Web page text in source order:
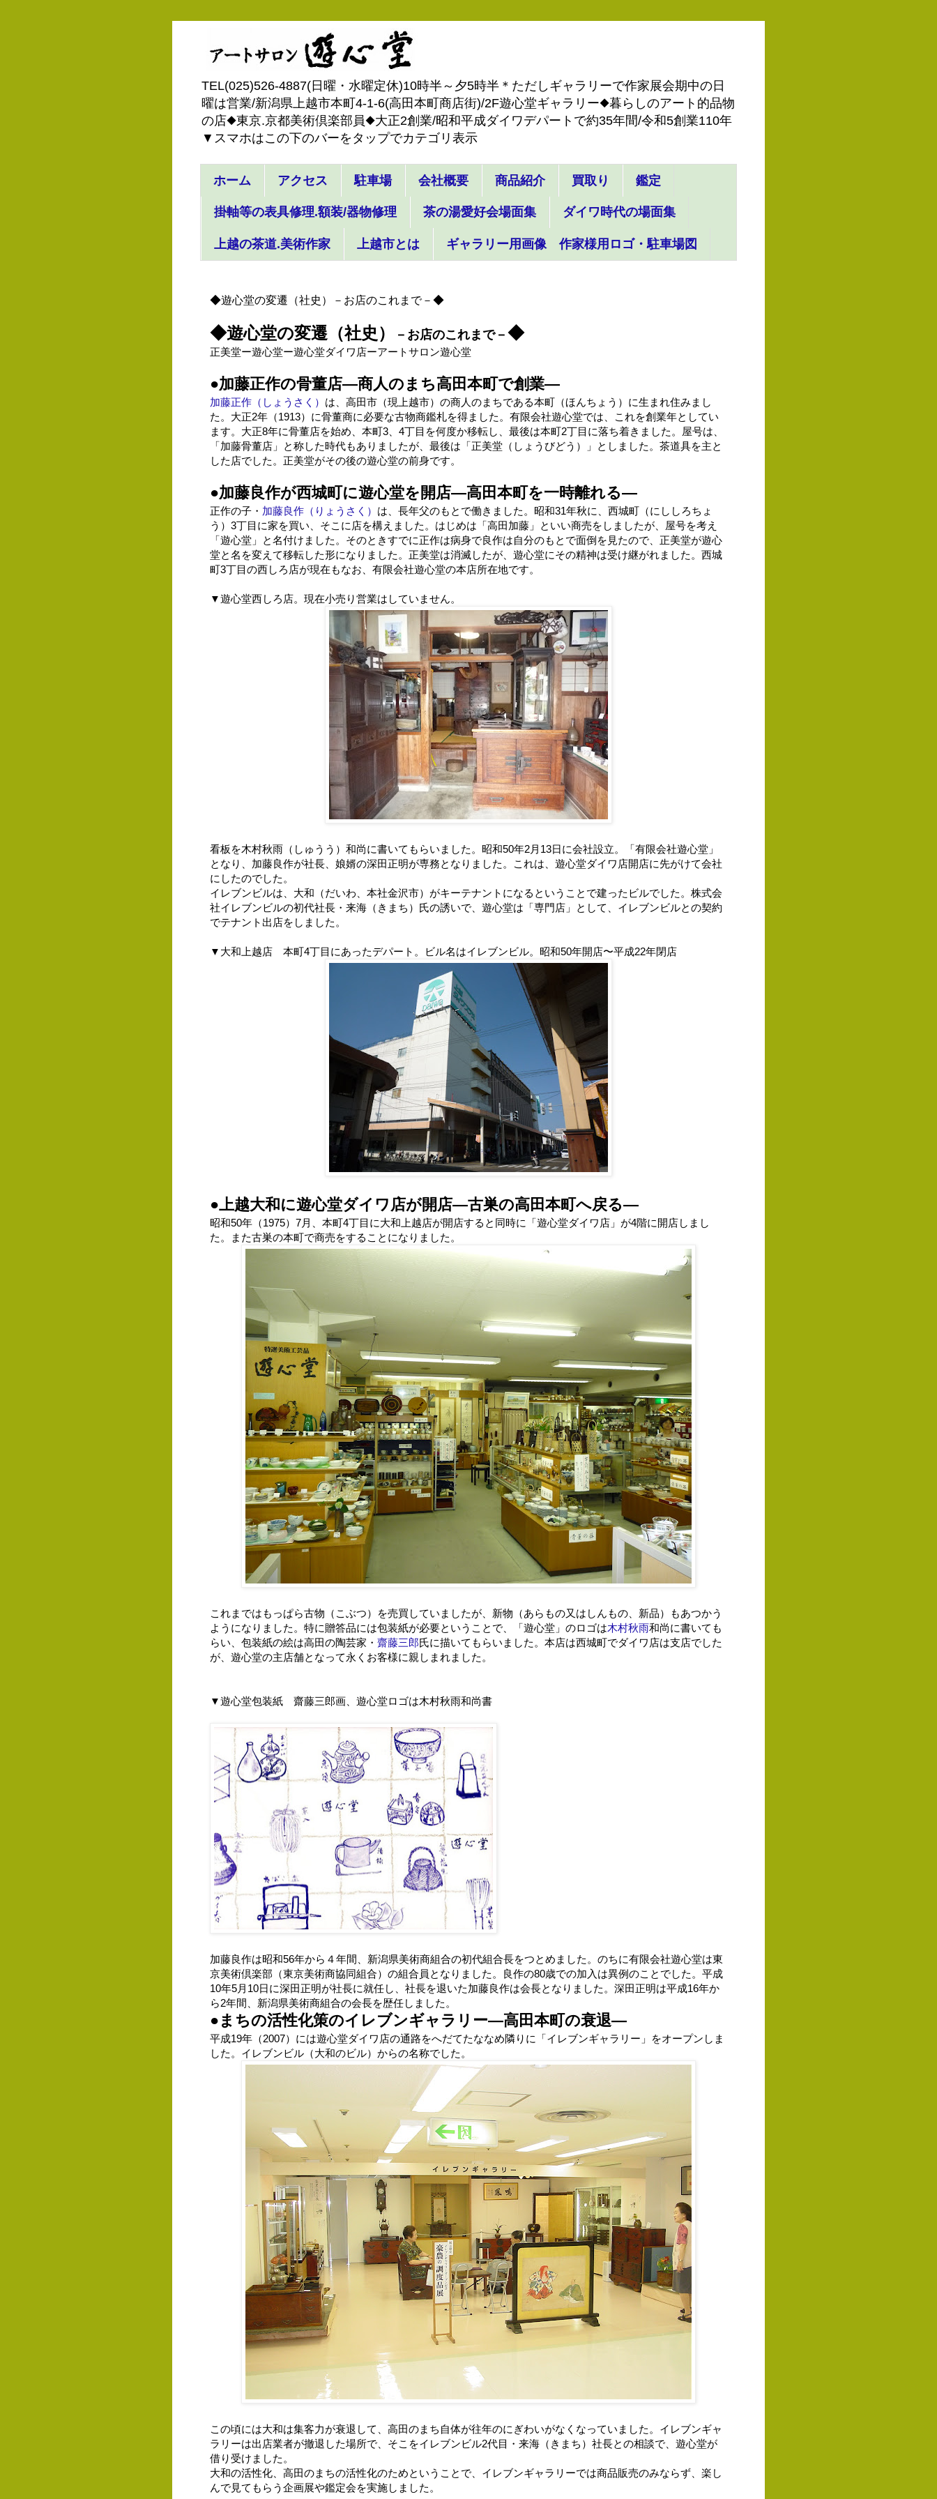
TEL(025)526-4887(日曜・水曜定休)10時半～夕5時半＊ただしギャラリーで作家展会期中の日
曜は営業/新潟県上越市本町4-1-6(高田本町商店街)/2F遊心堂ギャラリー◆暮らしのアート的品物
の店◆東京.京都美術倶楽部員◆大正2創業/昭和平成ダイワデパートで約35年間/令和5創業110年
▼スマホはこの下のバーをタップでカテゴリ表示
ホーム アクセス 駐車場 会社概要 商品紹介 買取り 鑑定
掛軸等の表具修理.額装/器物修理 茶の湯愛好会場面集 ダイワ時代の場面集
上越の茶道.美術作家 上越市とは ギャラリー用画像 作家様用ロゴ・駐車場図
◆遊心堂の変遷（社史）－お店のこれまで－◆
◆遊心堂の変遷（社史） －お店のこれまで－ ◆
正美堂ー遊心堂ー遊心堂ダイワ店ーアートサロン遊心堂
●加藤正作の骨董店―商人のまち高田本町で創業―
加藤正作（しょうさく） は、高田市（現上越市）の商人のまちである本町（ほんちょう）に生まれ住みまし
た。 大正2年（1913）に骨董商に必要な古物商鑑札を得ました。有限会社遊心堂では、これを創業年としてい
ます。 大正8年に骨董店を始め、 本町3、4丁目を何度か移転し、最後は本町2丁目に落ち着きました。
屋号は、
「加藤骨董店」と称した時代もありましたが、最後は 「正美堂（しょうびどう）」としました。 茶道具を主と
した店でした。正美堂がその後の遊心堂の前身です。
●加藤良作が西城町に遊心堂を開店―高田本町を一時離れる―
正作の子・ 加藤良作（りょうさく） は、長年父のもとで働きました。昭和31年秋に、西城町（にししろちょ
う）3丁目に家を買い、そこに店を構えました。はじめは「高田加藤」といい商売をしましたが、屋号を考え
「遊心堂」と名付けました。そのときすでに正作は病身で良作は自分のもとで面倒を見たので、正美堂が遊心
堂と名を変えて移転した形になりました。正美堂は消滅したが、遊心堂にその精神は受け継がれました。西城
町3丁目の西しろ店が現在もなお、有限会社遊心堂の本店所在地です。
▼遊心堂西しろ店。現在小売り営業はしていません。
看板を木村秋雨（しゅうう）和尚に書いてもらいました。 昭和50年2月13日に会社設立。「有限会社遊心堂」
となり、加藤良作が社長、娘婿の深田正明が専務となりました。これは、遊心堂ダイワ店開店に先がけて会社
にしたのでした。
イレブンビルは、大和（だいわ、本社金沢市）がキーテナントになるということで建ったビルでした。株式会
社イレブンビルの初代社長・来海（きまち）氏の誘いで、遊心堂は「専門店」として、イレブンビルとの契約
でテナント出店をしました。
▼大和上越店 本町4丁目にあったデパート。ビル名はイレブンビル。昭和50年開店〜平成22年閉店
●上越大和に遊心堂ダイワ店が開店―古巣の高田本町へ戻る―
昭和50年（1975）7月、本町4丁目に大和上越店が開店すると同時に「遊心堂ダイワ店」が4階に開店しまし
た。また古巣の本町で商売をすることになりました。
これまではもっぱら古物（こぶつ）を売買していましたが、新物（あらもの又はしんもの、新品）もあつかう
ようになりました。特に贈答品には包装紙が必要ということで、「遊心堂」のロゴは木村秋雨和尚に書いても
らい、包装紙の絵は高田の陶芸家・ 齋藤三郎氏に描いてもらいました。本店は西城町でダイワ店は支店でした
が、遊心堂の主店舗となって永くお客様に親しまれました。
▼遊心堂包装紙 齋藤三郎画、遊心堂ロゴは木村秋雨和尚書
加藤良作は昭和56年から４年間、新潟県美術商組合の初代組合長をつとめました。のちに有限会社遊心堂は東
京美術倶楽部（東京美術商協同組合）の組合員となりました。良作の80歳での加入は異例のことでした。平成
10年5月10日に深田正明が社長に就任し、社長を退いた加藤良作は会長となりました。深田正明は平成16年か
ら2年間、新潟県美術商組合の会長を歴任しました。
●まちの活性化策のイレブンギャラリー―高田本町の衰退―
平成19年（2007）には遊心堂ダイワ店の通路をへだてたななめ隣りに「イレブンギャラリー」をオープンしま
した。イレブンビル（大和のビル）からの名称でした。
この頃には大和は集客力が衰退して、高田のまち自体が往年のにぎわいがなくなっていました。イレブンギャ
ラリーは出店業者が撤退した場所で、そこをイレブンビル2代目・来海（きまち）社長との相談で、遊心堂が
借り受けました。
大和の活性化、高田のまちの活性化のためということで、イレブンギャラリーでは商品販売のみならず、楽し
んで見てもらう企画展や鑑定会を実施しました。